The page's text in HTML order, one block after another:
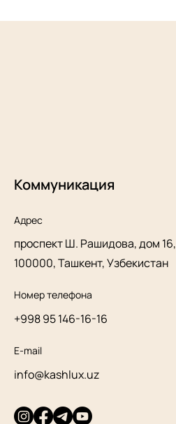
Коммуникация
Адрес
проспект Ш. Рашидова, дом 16,
100000, Ташкент, Узбекистан
Номер телефона
+998 95 146-16-16
E-mail
info@kashlux.uz